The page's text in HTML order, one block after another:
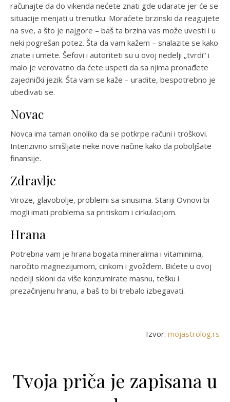
računajte da do vikenda nećete znati gde udarate jer će se
situacije menjati u trenutku. Moraćete brzinski da reagujete
na sve, a što je najgore – baš ta brzina vas može uvesti i u
neki pogrešan potez. Šta da vam kažem – snalazite se kako
znate i umete. Šefovi i autoriteti su u ovoj nedelji „tvrdi“ i
malo je verovatno da ćete uspeti da sa njima pronađete
zajednički jezik. Šta vam se kaže – uradite, bespotrebno je
ubeđivati se.
Novac
Novca ima taman onoliko da se potkrpe računi i troškovi.
Intenzivno smišljate neke nove načine kako da poboljšate
finansije.
Zdravlje
Viroze, glavobolje, problemi sa sinusima. Stariji Ovnovi bi
mogli imati problema sa pritiskom i cirkulacijom.
Hrana
Potrebna vam je hrana bogata mineralima i vitaminima,
naročito magnezijumom, cinkom i gvožđem. Bićete u ovoj
nedelji skloni da više konzumirate masnu, tešku i
prezačinjenu hranu, a baš to bi trebalo izbegavati.
Izvor: mojastrolog.rs
Tvoja priča je zapisana u